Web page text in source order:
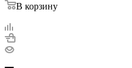
В корзину